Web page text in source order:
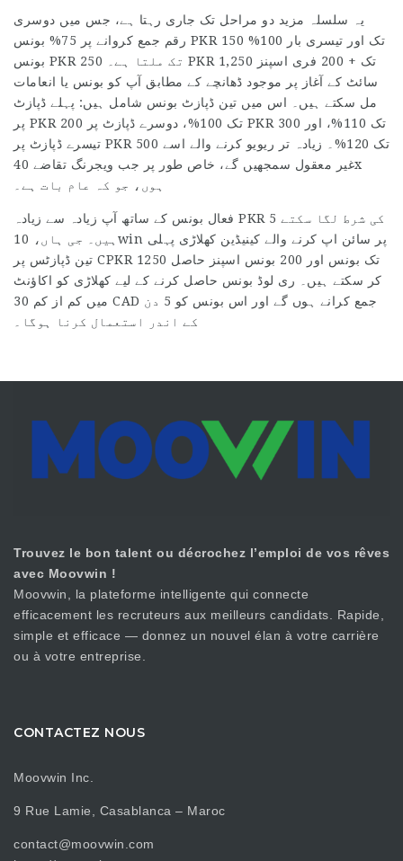
یہ سلسلہ مزید دو مراحل تک جاری رہتا ہے، جس میں دوسری
رقم جمع کروانے پر 75% بونس PKR 150 تک اور تیسری بار 100%
بونس PKR 250 تک ملتا ہے۔ PKR 1,250 تک + 200 فری اسپنز
سائٹ کے آغاز پر موجود ڈھانچے کے مطابق آپ کو بونس یا انعامات
مل سکتے ہیں۔ اس میں تین ڈپازٹ بونس شامل ہیں: پہلے ڈپازٹ
پر PKR 200 تک 100%، دوسرے ڈپازٹ پر PKR 300 تک 110%، اور
تیسرے ڈپازٹ پر PKR 500 تک 120%۔ زیادہ تر ریویو کرنے والے اسے
غیر معقول سمجھیں گے، خاص طور پر جب ویجرنگ تقاضے 40x
ہوں، جو کہ عام بات ہے۔
فعال بونس کے ساتھ آپ زیادہ سے زیادہ PKR 5 کی شرط لگا سکتے
ہیں۔ جی ہاں، 10win پر سائن اپ کرنے والے کینیڈین کھلاڑی پہلی
تین ڈپازٹس پر CPKR 1250 تک بونس اور 200 بونس اسپنز حاصل
کر سکتے ہیں۔ ری لوڈ بونس حاصل کرنے کے لیے کھلاڑی کو اکاؤنٹ
میں کم از کم 30 CAD جمع کرانے ہوں گے اور اس بونس کو 5 دن
کے اندر استعمال کرنا ہوگا۔
Trouvez le bon talent ou décrochez l’emploi de vos rêves
avec Moovwin !
Moovwin, la plateforme intelligente qui connecte
efficacement les recruteurs aux meilleurs candidats. Rapide,
simple et efficace — donnez un nouvel élan à votre carrière
ou à votre entreprise.
CONTACTEZ NOUS
Moovwin Inc.
9 Rue Lamie, Casablanca – Maroc
contact@moovwin.com